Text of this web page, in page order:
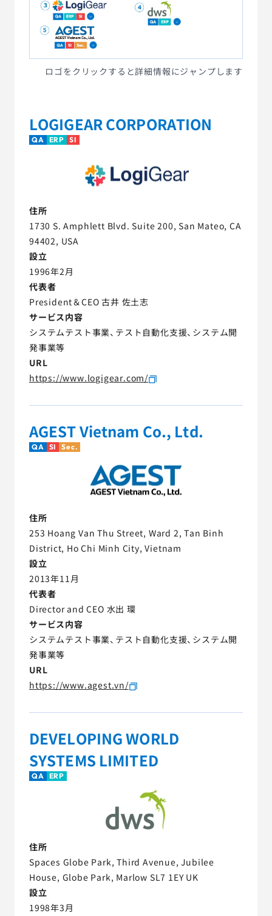
サービス詳細資料 見積・お問い合わせ
サービスお問い合わせ専用番号
03-6865-4864
（平日9:30〜18:00）
ロゴをクリックすると詳細情報にジャンプします
LOGIGEAR CORPORATION
QA ERP SI
住所
1730 S. Amphlett Blvd. Suite 200, San Mateo, CA
94402, USA
設立
1996年2月
代表者
President＆CEO 古井 佐土志
サービス内容
システムテスト事業、テスト自動化支援、システム開
発事業等
URL
https://www.logigear.com/
AGEST Vietnam Co., Ltd.
QA SI Sec.
住所
253 Hoang Van Thu Street, Ward 2, Tan Binh
District, Ho Chi Minh City, Vietnam
設立
2013年11月
代表者
Director and CEO 水出 環
サービス内容
システムテスト事業、テスト自動化支援、システム開
発事業等
URL
https://www.agest.vn/
DEVELOPING WORLD
SYSTEMS LIMITED
QA ERP
住所
Spaces Globe Park, Third Avenue, Jubilee
House, Globe Park, Marlow SL7 1EY UK
設立
1998年3月